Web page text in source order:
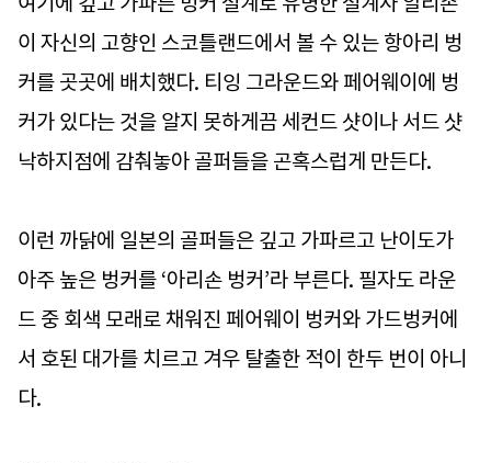
이 자신의 고향인 스코틀랜드에서 볼 수 있는 항아리 벙
커를 곳곳에 배치했다. 티잉 그라운드와 페어웨이에 벙
커가 있다는 것을 알지 못하게끔 세컨드 샷이나 서드 샷
낙하지점에 감춰놓아 골퍼들을 곤혹스럽게 만든다.
이런 까닭에 일본의 골퍼들은 깊고 가파르고 난이도가
아주 높은 벙커를 ‘아리손 벙커’라 부른다. 필자도 라운
드 중 회색 모래로 채워진 페어웨이 벙커와 가드벙커에
서 호된 대가를 치르고 겨우 탈출한 적이 한두 번이 아니
다.